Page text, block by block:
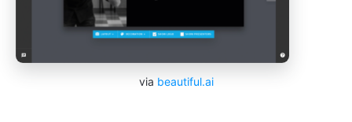
via beautiful.ai